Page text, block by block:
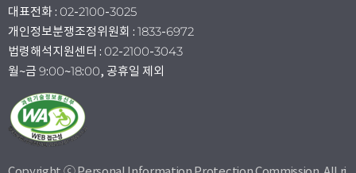
대표전화 : 02-2100-3025
개인정보분쟁조정위원회 : 1833-6972
법령해석지원센터 : 02-2100-3043
월~금 9:00~18:00, 공휴일 제외